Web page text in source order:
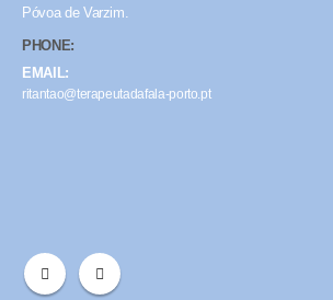
Póvoa de Varzim.
PHONE:
EMAIL:
ritantao@terapeutadafala-porto.pt